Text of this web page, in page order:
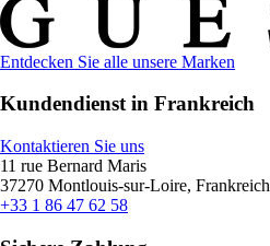
Entdecken Sie alle unsere Marken
Kundendienst in Frankreich
Kontaktieren Sie uns
11 rue Bernard Maris
37270 Montlouis-sur-Loire, Frankreich
+33 1 86 47 62 58